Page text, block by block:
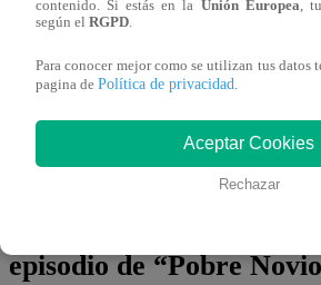
“Pobre Novio” este viernes,
Chef Famosos, Extremo”! ¡Y sigue el
REACT EN VIVO vía YouTube de
!
episodio de “Pobre
contenido. Si estás en la Unión Europea ,
según el RGPD
Para conocer mejor como se utilizan tus datos
pagina de Política de privacidad
Aceptar Cookies
Rechazar